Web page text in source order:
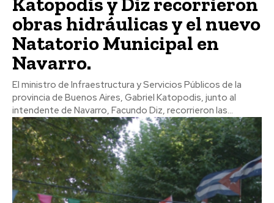
obras hidráulicas y el nuevo
Natatorio Municipal en
Navarro.
El ministro de Infraestructura y Servicios Públicos de la
provincia de Buenos Aires, Gabriel Katopodis, junto al
intendente de Navarro, Facundo Diz, recorrieron las...